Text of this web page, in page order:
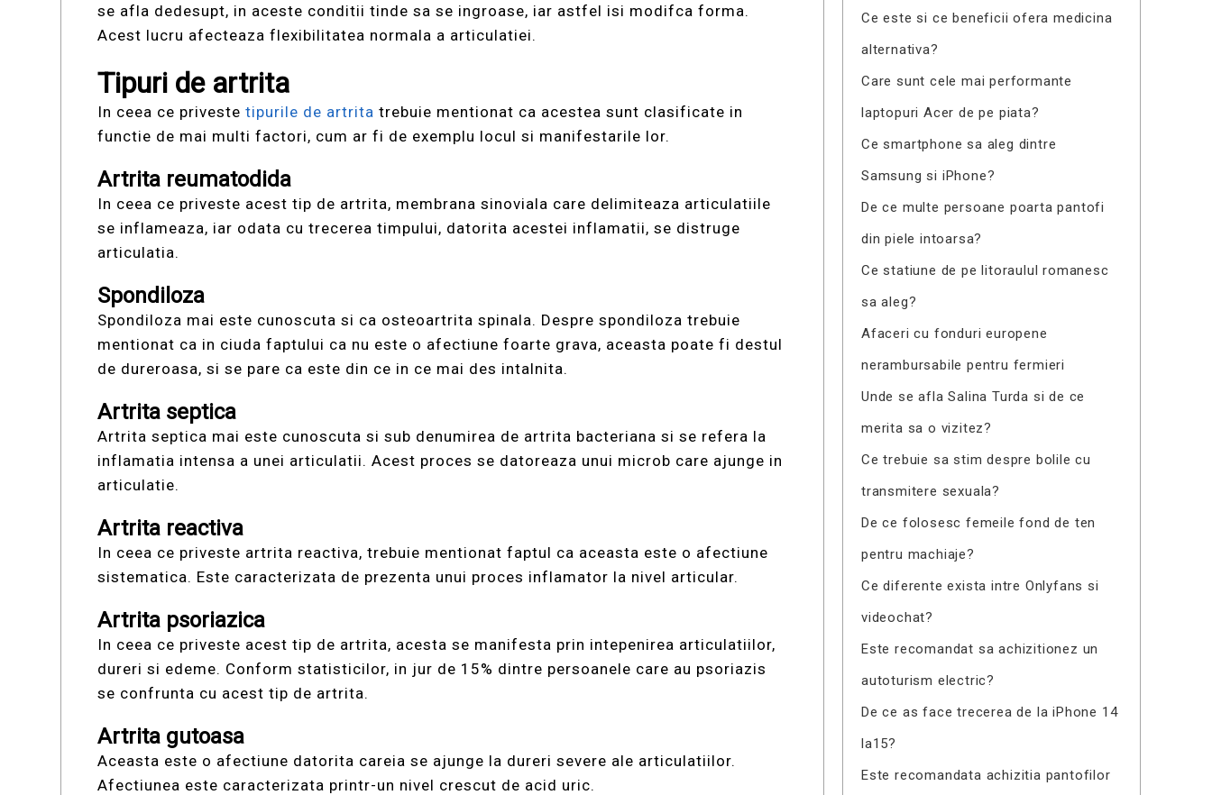
se afla dedesupt, in aceste conditii tinde sa se ingroase, iar astfel isi modifca forma.
Acest lucru afecteaza flexibilitatea normala a articulatiei.
Tipuri de artrita
In ceea ce privestetipurile de artrita trebuie mentionat ca acestea sunt clasificate in
functie de mai multi factori, cum ar fi de exemplu locul si manifestarile lor.
Artrita reumatodida
In ceea ce priveste acest tip de artrita, membrana sinoviala care delimiteaza articulatiile
se inflameaza, iar odata cu trecerea timpului, datorita acestei inflamatii, se distruge
articulatia.
Spondiloza
Spondiloza mai este cunoscuta si ca osteoartrita spinala. Despre spondiloza trebuie
mentionat ca in ciuda faptului ca nu este o afectiune foarte grava, aceasta poate fi destul
de dureroasa, si se pare ca este din ce in ce mai des intalnita.
Artrita septica
Artrita septica mai este cunoscuta si sub denumirea de artrita bacteriana si se refera la
inflamatia intensa a unei articulatii. Acest proces se datoreaza unui microb care ajunge in
articulatie.
Artrita reactiva
In ceea ce priveste artrita reactiva, trebuie mentionat faptul ca aceasta este o afectiune
sistematica. Este caracterizata de prezenta unui proces inflamator la nivel articular.
Artrita psoriazica
In ceea ce priveste acest tip de artrita, acesta se manifesta prin intepenirea articulatiilor,
dureri si edeme. Conform statisticilor, in jur de 15% dintre persoanele care au psoriazis
se confrunta cu acest tip de artrita.
Artrita gutoasa
Aceasta este o afectiune datorita careia se ajunge la dureri severe ale articulatiilor.
Afectiunea este caracterizata printr-un nivel crescut de acid uric.
Ce este si ce beneficii ofera medicina
alternativa?
Care sunt cele mai performante
laptopuri Acer de pe piata?
Ce smartphone sa aleg dintre
Samsung si iPhone?
De ce multe persoane poarta pantofi
din piele intoarsa?
Ce statiune de pe litoraulul romanesc
sa aleg?
Afaceri cu fonduri europene
nerambursabile pentru fermieri
Unde se afla Salina Turda si de ce
merita sa o vizitez?
Ce trebuie sa stim despre bolile cu
transmitere sexuala?
De ce folosesc femeile fond de ten
pentru machiaje?
Ce diferente exista intre Onlyfans si
videochat?
Este recomandat sa achizitionez un
autoturism electric?
De ce as face trecerea de la iPhone 14
la15?
Este recomandata achizitia pantofilor